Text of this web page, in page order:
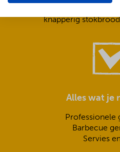
knapperig
Alles wat je
Professionele
Barbecue
Servies